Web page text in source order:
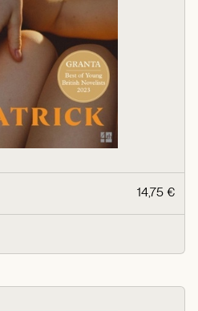
14,75 €